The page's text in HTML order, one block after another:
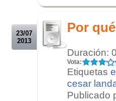
23/07
2013
Por
Duración:
Vota:
Etiquetas
cesar
Publicado